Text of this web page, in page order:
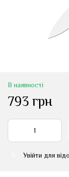
В наявності
793 грн
Увійти для